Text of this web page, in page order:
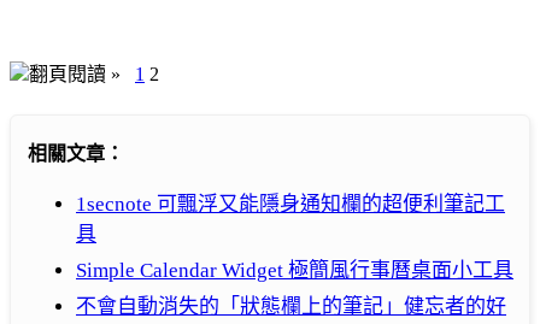
翻頁閱讀 » 1 2
相關文章：
1secnote 可飄浮又能隱身通知欄的超便利筆記工
具
Simple Calendar Widget 極簡風行事曆桌面小工具
不會自動消失的「狀態欄上的筆記」健忘者的好